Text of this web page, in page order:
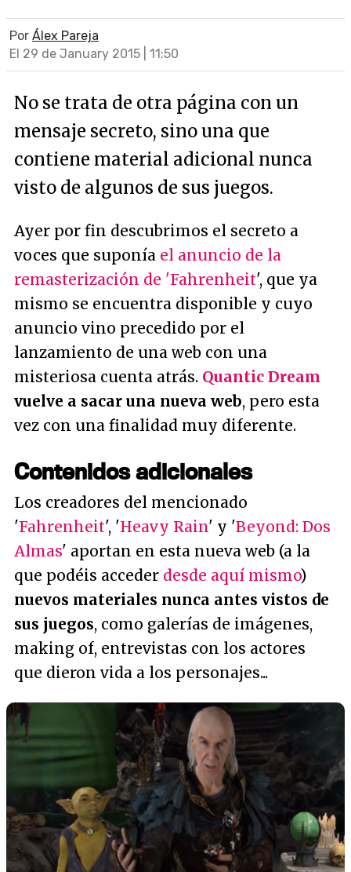
Por Álex Pareja
El 29 de January 2015 | 11:50
No se trata de otra página con un
mensaje secreto, sino una que
contiene material adicional nunca
visto de algunos de sus juegos.
Ayer por fin descubrimos el secreto a
voces que suponía el anuncio de la
remasterización de 'Fahrenheit', que ya
mismo se encuentra disponible y cuyo
anuncio vino precedido por el
lanzamiento de una web con una
misteriosa cuenta atrás. Quantic Dream
vuelve a sacar una nueva web, pero esta
vez con una finalidad muy diferente.
Contenidos adicionales
Los creadores del mencionado
'Fahrenheit', 'Heavy Rain' y 'Beyond: Dos
Almas' aportan en esta nueva web (a la
que podéis acceder desde aquí mismo)
nuevos materiales nunca antes vistos de
sus juegos, como galerías de imágenes,
making of, entrevistas con los actores
que dieron vida a los personajes...